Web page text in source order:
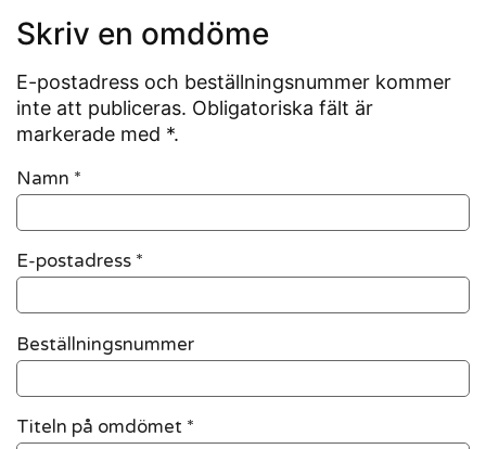
Skriv en omdöme
E-postadress och beställningsnummer kommer
inte att publiceras. Obligatoriska fält är
markerade med *.
Namn *
E-postadress *
Beställningsnummer
Titeln på omdömet *